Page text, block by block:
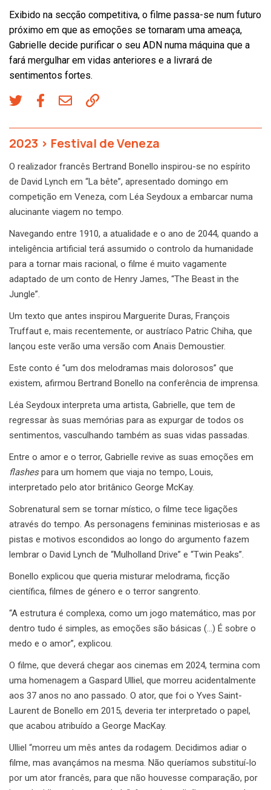
Exibido na secção competitiva, o filme passa-se num futuro
próximo em que as emoções se tornaram uma ameaça,
Gabrielle decide purificar o seu ADN numa máquina que a
fará mergulhar em vidas anteriores e a livrará de
sentimentos fortes.
2023 > Festival de Veneza
O realizador francês Bertrand Bonello inspirou-se no espírito
de David Lynch em “La bête”, apresentado domingo em
competição em Veneza, com Léa Seydoux a embarcar numa
alucinante viagem no tempo.
Navegando entre 1910, a atualidade e o ano de 2044, quando a
inteligência artificial terá assumido o controlo da humanidade
para a tornar mais racional, o filme é muito vagamente
adaptado de um conto de Henry James, “The Beast in the
Jungle”.
Um texto que antes inspirou Marguerite Duras, François
Truffaut e, mais recentemente, or austríaco Patric Chiha, que
lançou este verão uma versão com Anaïs Demoustier.
Este conto é “um dos melodramas mais dolorosos” que
existem, afirmou Bertrand Bonello na conferência de imprensa.
Léa Seydoux interpreta uma artista, Gabrielle, que tem de
regressar às suas memórias para as expurgar de todos os
sentimentos, vasculhando também as suas vidas passadas.
Entre o amor e o terror, Gabrielle revive as suas emoções em
flashespara um homem que viaja no tempo, Louis,
interpretado pelo ator britânico George McKay.
Sobrenatural sem se tornar místico, o filme tece ligações
através do tempo. As personagens femininas misteriosas e as
pistas e motivos escondidos ao longo do argumento fazem
lembrar o David Lynch de “Mulholland Drive” e “Twin Peaks”.
Bonello explicou que queria misturar melodrama, ficção
científica, filmes de género e o terror sangrento.
“A estrutura é complexa, como um jogo matemático, mas por
dentro tudo é simples, as emoções são básicas (…) É sobre o
medo e o amor”, explicou.
O filme, que deverá chegar aos cinemas em 2024, termina com
uma homenagem a Gaspard Ulliel, que morreu acidentalmente
aos 37 anos no ano passado. O ator, que foi o Yves Saint-
Laurent de Bonello em 2015, deveria ter interpretado o papel,
que acabou atribuído a George MacKay.
Ulliel “morreu um mês antes da rodagem. Decidimos adiar o
filme, mas avançámos na mesma. Não queríamos substituí-lo
por um ator francês, para que não houvesse comparação, por